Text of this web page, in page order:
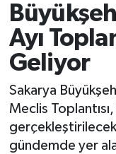
Ayı
Geliyor
Sakarya
Meclis
gündemde yer